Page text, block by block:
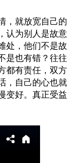
，就放宽自己的
认为别人是故意
处，他们不是故
是也有错？往往
都有责任，双方
，自己的心也就
变好。真正受益